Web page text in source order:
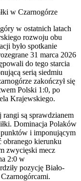
w Czarnogórze
w ostatnich latach
rozwoju obu
było spotkanie
31 marca 2026
do tego starcia
serią siedmiu
zakończył się
Polski 1:0, po
Krajewskiego.
rangi są sprawdzianem
Dominacja Polaków
i imponującym
obranego kierunku
zwycięski mecz
2:0 w
pozycję Biało-